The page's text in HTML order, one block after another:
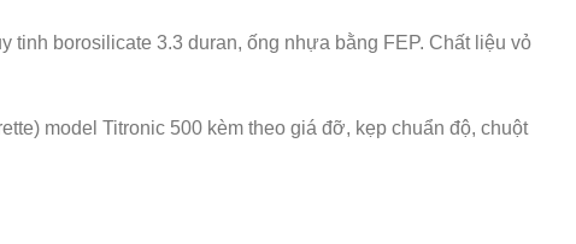
tinh borosilicate 3.3 duran, ống nhựa bằng FEP. Chất liệu vỏ
model Titronic 500 kèm theo giá đỡ, kẹp chuẩn độ, chuột